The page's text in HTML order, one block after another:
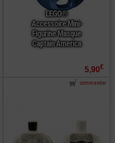
LEGO®
Accessoire Mini-
Figurine Masque
Captain America
5,90€
commander